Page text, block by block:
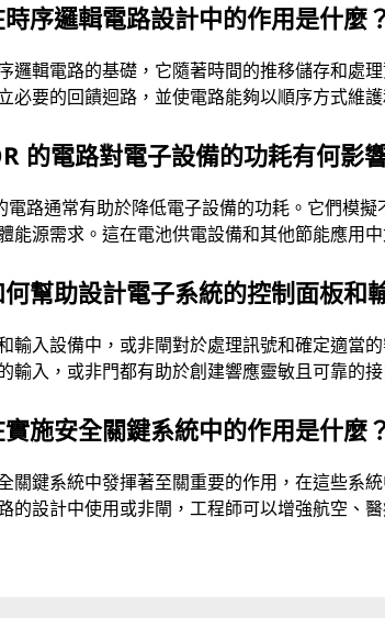
序邏輯電路設計中的作用是什麼？
邏輯電路的基礎，它隨著時間的推移儲存和處
必要的回饋迴路，並使電路能夠以順序方式維
的電路對電子設備的功耗有何影
電路通常有助於降低電子設備的功耗。它們模
能源需求。這在電池供電設備和其他節能應用中
幫助設計電子系統的控制面板和
輸入設備中，或非閘對於處理訊號和確定適當
輸入，或非門都有助於創建響應靈敏且可靠的
施安全關鍵系統中的作用是什麼？
關鍵系統中發揮著至關重要的作用，在這些系
的設計中使用或非閘，工程師可以增強航空、